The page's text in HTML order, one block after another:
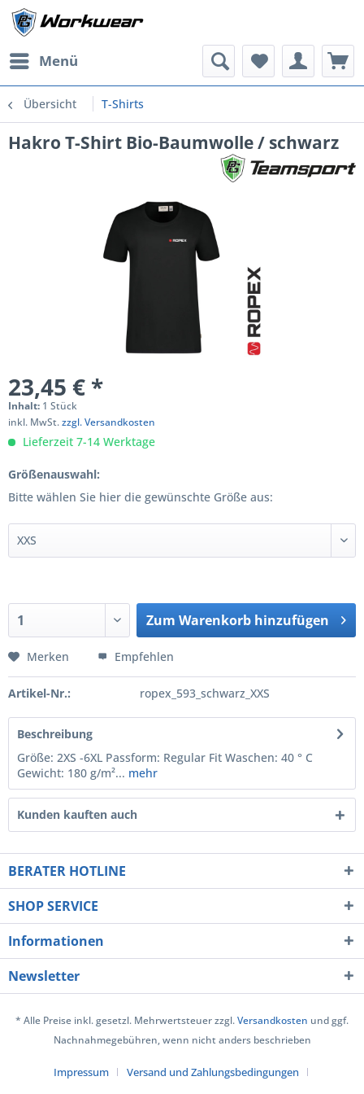
Menü
Übersicht T-Shirts
Hakro T-Shirt Bio-Baumwolle / schwarz
23,45 € *
Inhalt: 1 Stück
inkl. MwSt.zzgl. Versandkosten
Lieferzeit 7-14 Werktage
Größenauswahl:
Bitte wählen Sie hier die gewünschte Größe aus:
Zum Warenkorb hinzufügen
Merken Empfehlen
Artikel-Nr.: ropex_593_schwarz_XXS
Beschreibung
Größe: 2XS -6XL Passform: Regular Fit Waschen: 40 ° C
Gewicht: 180 g/m²... mehr
Kunden kauften auch
BERATER HOTLINE
SHOP SERVICE
Informationen
Newsletter
* Alle Preise inkl. gesetzl. Mehrwertsteuer zzgl.Versandkosten und ggf.
Nachnahmegebühren, wenn nicht anders beschrieben
Impressum
Versand und Zahlungsbedingungen